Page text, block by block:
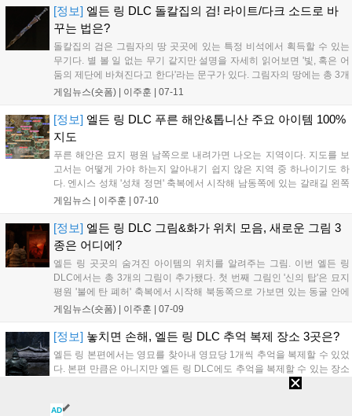
남부로 지칭하여 표시했다. 나락...
[정보] 엘든 링 DLC 돌칼집의 검! 라이트/다크 소드로 바
꾸는 법은?
돌칼집의 검은 그림자의 땅 곳곳에 있는 특정 비석에서 획득할 수 있는
무기다. 별 볼 일 없는 무기 같지만 설명을 자세히 읽어보면 '빛, 혹은 어
둠의 제단에 바쳐진다고 한다'라는 문구가 있다. 그림자의 땅에는 총 3개
의 비석이 있으며 이곳에 돌칼집의 검을 가져가는 것으로 무기를 라이트
순...
게임뉴스(숏폼) | 이주훈 07-11
[정보] 엘든 링 DLC 푸른 해안&톱니산 주요 아이템 100%
지도
푸른 해안은 묘지 평원 남쪽으로 내려가면 나오는 지역이다. 지도를 보
고서는 어떻게 가야 하는지 알아내기 쉽지 않은 지역 중 하나이기도 하
다. 엔시스 성채 '성채 정면' 축복에서 시작해 남동쪽에 있는 갈래길 왼쪽
으로 내려가 진행하면 푸른 해안에 도달할 수 있다. 반대로 톱니산은 초
에 톱니산...
게임뉴스 | 이주훈 07-10
[정보] 엘든 링 DLC 그림&화가 위치 모음, 새로운 그림 3
종은 어디에?
엘든 링 곳곳의 숨겨진 아이템의 위치를 알려주는 그림. 이번 엘든 링
DLC에서는 총 3개의 그림이 추가됐다. 첫 번째 그림인 '신의 탑'은 묘지
평원 '불에 탄 폐허' 축복에서 시작해 북동쪽으로 가보면 있는 동굴 안에
서 획득할 수 있다. 그다음 '신전 도시 폐허' 축복에서 시작해 동쪽에 있는
게임뉴스(숏폼) | 이주훈 07-09
[정보] 놓치면 손해, 엘든 링 DLC 추억 복제 장소 3곳은?
엘든 링 본편에서는 영묘를 찾아내 영묘당 1개씩 추억을 복제할 수 있었
다. 본편 만큼은 아니지만 엘든 링 DLC에도 추억을 복제할 수 있는 장소
가 세 군데 존재한다. 해당 위치에 있는 사체에 말을 걸고 복제할 추억을
유적'에서 찾을 수 있다. 용굴을 통해 도달할 수 있으며 가는 길에...
AD